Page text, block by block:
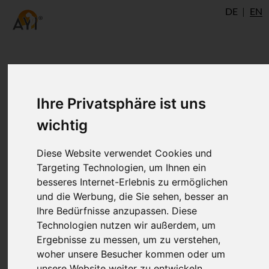
Ihre Privatsphäre ist uns
wichtig
Diese Website verwendet Cookies und
Targeting Technologien, um Ihnen ein
besseres Internet-Erlebnis zu ermöglichen
und die Werbung, die Sie sehen, besser an
Ihre Bedürfnisse anzupassen. Diese
Technologien nutzen wir außerdem, um
Ergebnisse zu messen, um zu verstehen,
woher unsere Besucher kommen oder um
DE EN
Dr. Ronald Steiner
AYI Expert Ulm AshtangaYoga.info